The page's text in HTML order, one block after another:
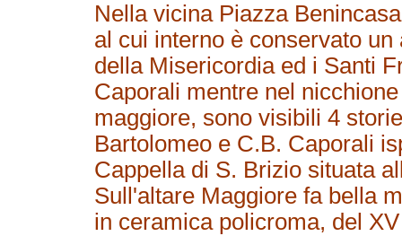
Nella vicina Piazza
al cui interno è conservato
della Misericordia ed i Santi
Caporali mentre nel
maggiore, sono visibili 4
Bartolomeo e C.B. Caporali
Cappella di S. Brizio situata
Sull'altare Maggiore fa bella
in ceramica policroma, del